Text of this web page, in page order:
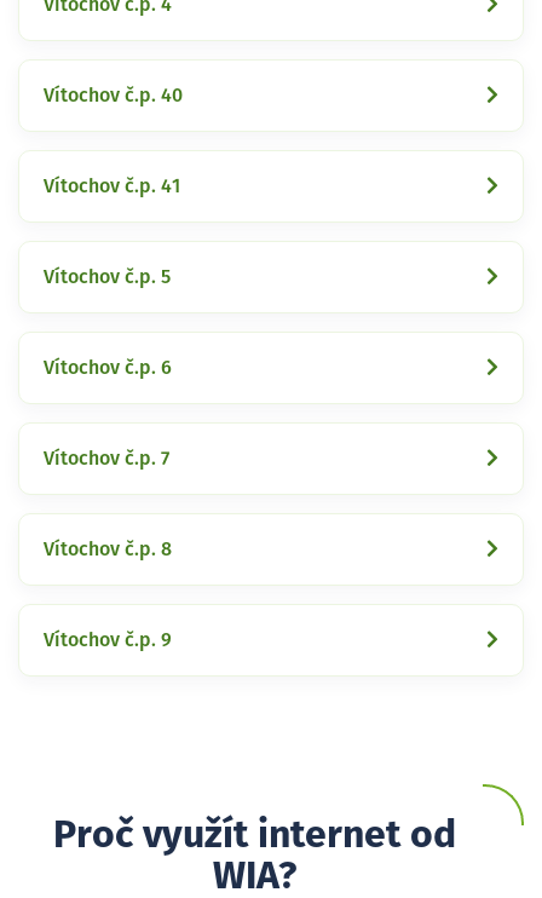
Vítochov č.p. 4
Vítochov č.p. 40
Vítochov č.p. 41
Vítochov č.p. 5
Vítochov č.p. 6
Vítochov č.p. 7
Vítochov č.p. 8
Vítochov č.p. 9
Proč využít internet od
WIA?